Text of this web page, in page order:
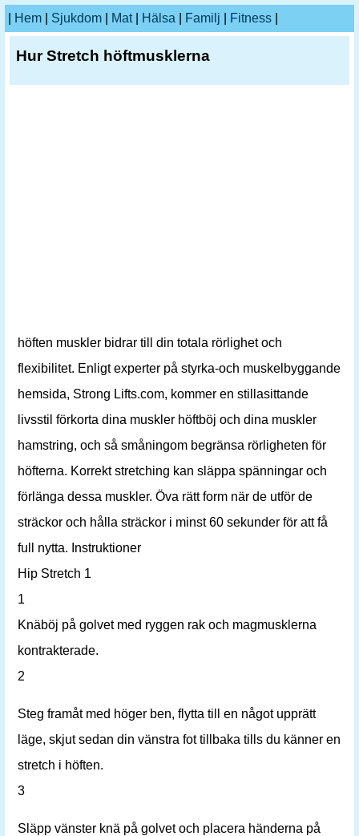
Hem Sjukdom Mat| Hälsa Familj Fitness
Hur Stretch höftmusklerna
höften muskler bidrar till din totala rörlighet och
flexibilitet. Enligt experter på styrka-och muskelbyggande
hemsida, Strong Lifts.com, kommer en stillasittande
livsstil förkorta dina muskler höftböj och dina muskler
hamstring, och så småningom begränsa rörligheten för
höfterna. Korrekt stretching kan släppa spänningar och
förlänga dessa muskler. Öva rätt form när de utför de
sträckor och hålla sträckor i minst 60 sekunder för att få
full nytta. Instruktioner
Hip Stretch 1
1
Knäböj på golvet med ryggen rak och magmusklerna
kontrakterade.
2
Steg framåt med höger ben, flytta till en något upprätt
läge, skjut sedan din vänstra fot tillbaka tills du känner en
stretch i höften.
3
Släpp vänster knä på golvet och placera händerna på